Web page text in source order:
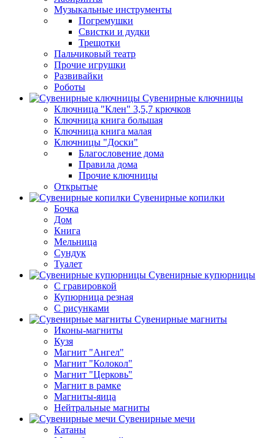
Музыкальные инструменты
Погремушки
Свистки и дудки
Трещотки
Пальчиковый театр
Прочие игрушки
Развивайки
Роботы
Сувенирные ключницы
Ключница "Клен" 3,5,7 крючков
Ключница книга большая
Ключница книга малая
Ключницы "Доски"
Благословение дома
Правила дома
Прочие ключницы
Открытые
Сувенирные копилки
Бочка
Дом
Книга
Мельница
Сундук
Туалет
Сувенирные купюрницы
C гравировкой
Купюрница резная
С рисунками
Сувенирные магниты
Иконы-магниты
Кузя
Магнит "Ангел"
Магнит "Колокол"
Магнит "Церковь"
Магнит в рамке
Магниты-яица
Нейтральные магниты
Сувенирные мечи
Катаны